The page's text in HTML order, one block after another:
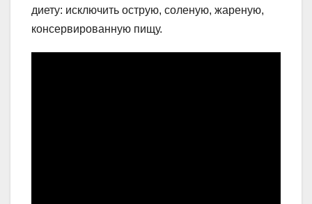
диету: исключить острую, соленую, жареную,
консервированную пищу.